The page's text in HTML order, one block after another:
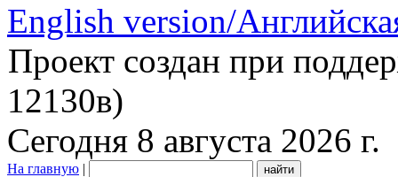
English version/
Проект создан при
12130в)
Сегодня 8 августа 2026 г.
На главную |